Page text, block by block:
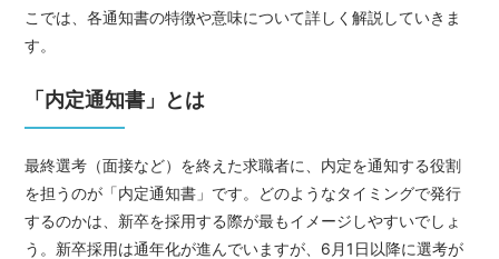
こでは、各通知書の特徴や意味について詳しく解説していきま
す。
「内定通知書」とは
最終選考（面接など）を終えた求職者に、内定を通知する役割
を担うのが「内定通知書」です。どのようなタイミングで発行
するのかは、新卒を採用する際が最もイメージしやすいでしょ
う。新卒採用は通年化が進んでいますが、6月1日以降に選考が